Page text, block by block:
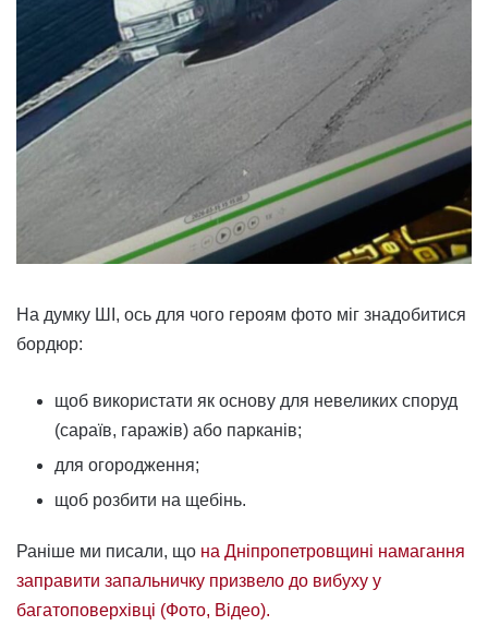
На думку ШІ, ось для чого героям фото міг знадобитися
бордюр:
щоб використати як основу для невеликих споруд
(сараїв, гаражів) або парканів;
для огородження;
щоб розбити на щебінь.
Раніше ми писали, що на Дніпропетровщині намагання
заправити запальничку призвело до вибуху у
багатоповерхівці (Фото, Відео).